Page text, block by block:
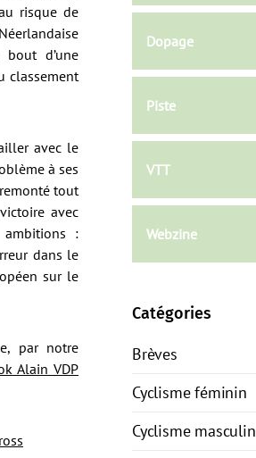
risque de
d’une
classement
avec le
à ses
tout
avec
:
dans le
sur le
par notre
Alain VDP
Dopage
Piste
VTT
Webzine
Catégories
Brèves
Cyclisme féminin
Cyclisme masculin